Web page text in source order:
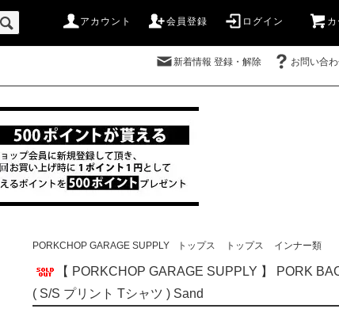
アカウント 会員登録 ログイン
新着情報 登録・解除 お問い
PORKCHOP GARAGE SUPPLY トップス トップス インナー類
【 PORKCHOP GARAGE SUPPLY 】 PORK
( S/S プリント Tシャツ ) Sand